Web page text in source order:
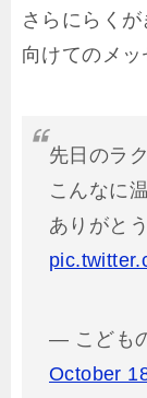
さらにらく
向けてのメッ
先日のラ
こんなに
ありがと
— こども
October